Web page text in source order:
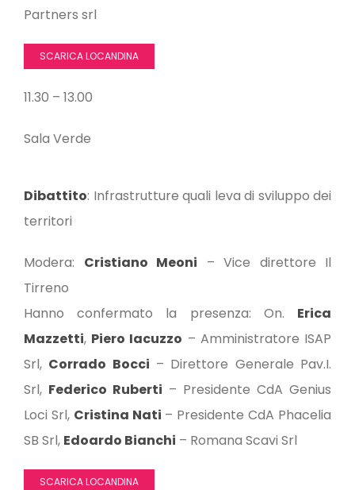
Partners srl
SCARICA LOCANDINA
11.30 – 13.00
Sala Verde
Dibattito: Infrastrutture quali leva di sviluppo dei
territori
Modera: Cristiano Meoni – Vice direttore Il
Tirreno
Hanno confermato la presenza: On. Erica
Mazzetti, Piero Iacuzzo – Amministratore ISAP
Srl, Corrado Bocci – Direttore Generale Pav.I.
Srl, Federico Ruberti – Presidente CdA Genius
Loci Srl, Cristina Nati – Presidente CdA Phacelia
SB Srl, Edoardo Bianchi – Romana Scavi Srl
SCARICA LOCANDINA